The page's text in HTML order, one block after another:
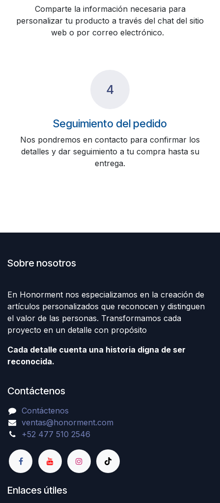
Comparte la información necesaria para
personalizar tu producto a través del chat del sitio
web o por correo electrónico.
4
Seguimiento del pedido
Nos pondremos en contacto para confirmar los
detalles y dar seguimiento a tu compra hasta su
entrega.
Sobre nosotros
En Honorment nos especializamos en la creación de
artículos personalizados que reconocen y distinguen
el valor de las personas. Transformamos cada
proyecto en un detalle con propósito
Cada detalle cuenta una historia digna de ser
reconocida.
Contáctenos
Contáctenos
ventas@honorment.com
+52 477 510 2546
Enlaces útiles